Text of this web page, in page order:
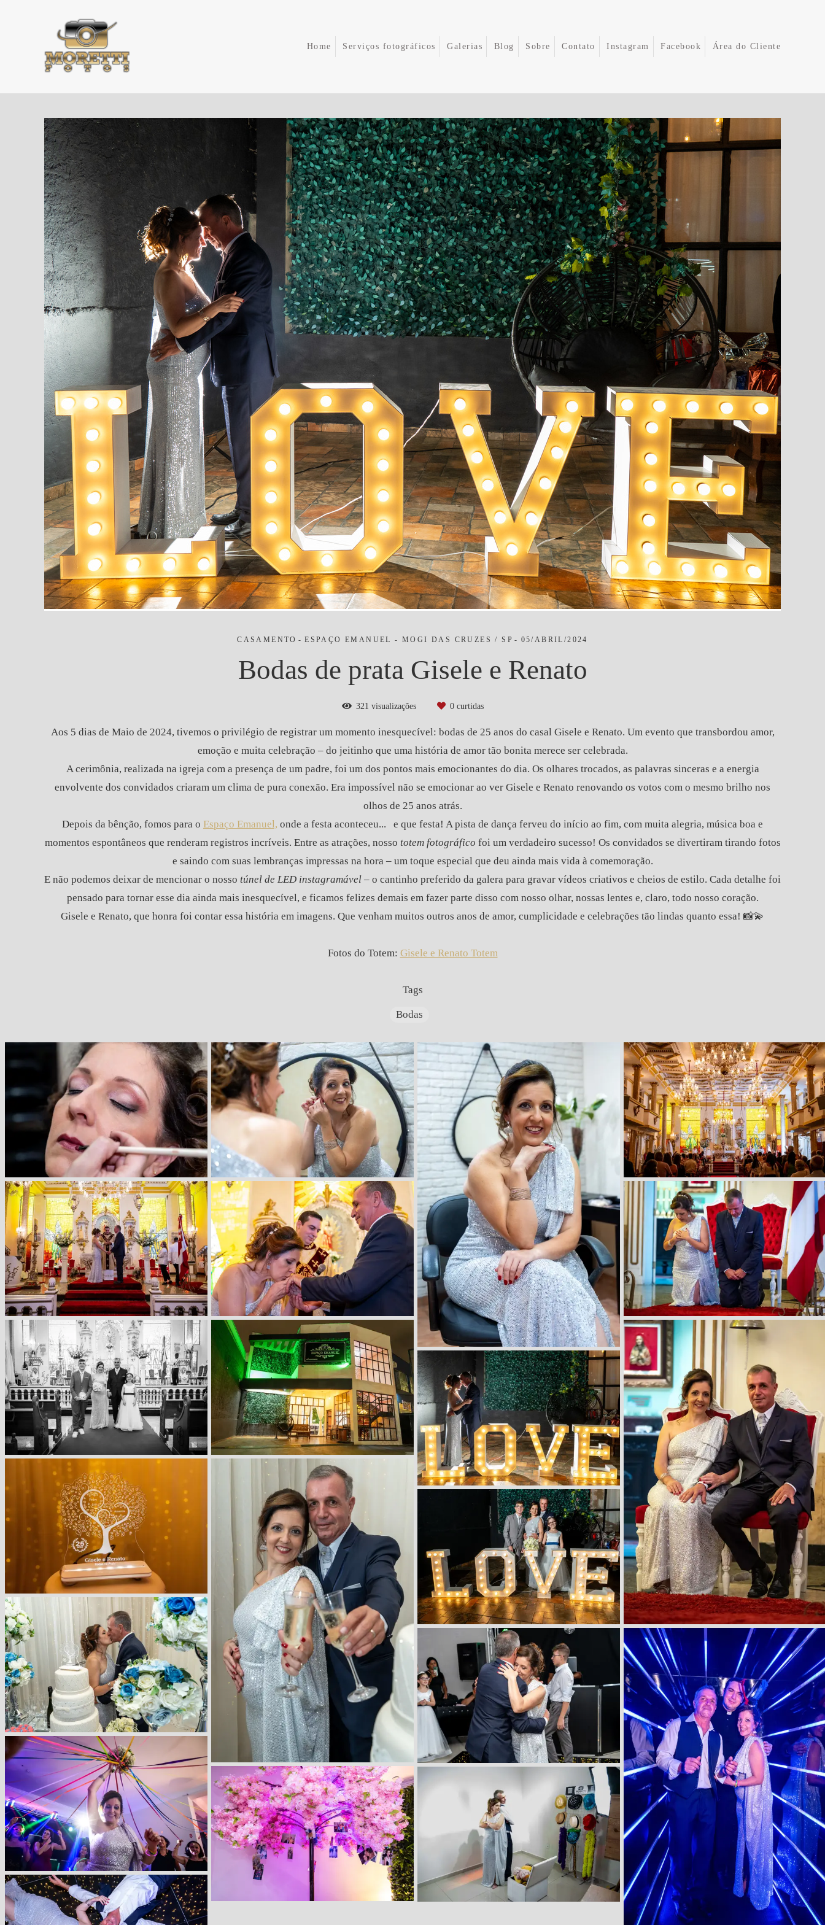
Home Serviços fotográficos Galerias Blog Sobre Contato Instagram Facebook Área do Cliente
CASAMENTO ESPAÇO EMANUEL - MOGI DAS CRUZES / SP 05/ABRIL/2024
Bodas de prata Gisele e Renato
321 visualizações 0curtidas
Aos 5 dias de Maio de 2024, tivemos o privilégio de registrar um momento inesquecível: bodas de 25 anos do casal Gisele e Renato. Um evento que transbordou amor,
emoção e muita celebração – do jeitinho que uma história de amor tão bonita merece ser celebrada.
A cerimônia, realizada na igreja com a presença de um padre, foi um dos pontos mais emocionantes do dia. Os olhares trocados, as palavras sinceras e a energia
envolvente dos convidados criaram um clima de pura conexão. Era impossível não se emocionar ao ver Gisele e Renato renovando os votos com o mesmo brilho nos
olhos de 25 anos atrás.
Depois da bênção, fomos para o Espaço Emanuel, onde a festa aconteceu... e que festa! A pista de dança ferveu do início ao fim, com muita alegria, música boa e
momentos espontâneos que renderam registros incríveis. Entre as atrações, nosso totem fotográfico foi um verdadeiro sucesso! Os convidados se divertiram tirando fotos
e saindo com suas lembranças impressas na hora – um toque especial que deu ainda mais vida à comemoração.
E não podemos deixar de mencionar o nosso túnel de LED instagramável – o cantinho preferido da galera para gravar vídeos criativos e cheios de estilo. Cada detalhe foi
pensado para tornar esse dia ainda mais inesquecível, e ficamos felizes demais em fazer parte disso com nosso olhar, nossas lentes e, claro, todo nosso coração.
Gisele e Renato, que honra foi contar essa história em imagens. Que venham muitos outros anos de amor, cumplicidade e celebrações tão lindas quanto essa! 📸💫
Fotos do Totem: Gisele e Renato Totem
Tags
Bodas